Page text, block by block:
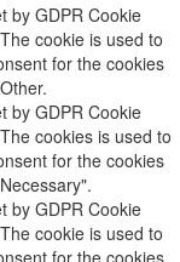
by GDPR Cookie
cookie is used to
for the cookies
by GDPR Cookie
cookies is used to
for the cookies
by GDPR Cookie
cookie is used to
for the cookies